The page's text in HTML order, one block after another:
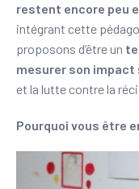
restent encore peu
intégrant cette
proposons d’être un
mesurer son impact
et la lutte contre la
Pourquoi vous être